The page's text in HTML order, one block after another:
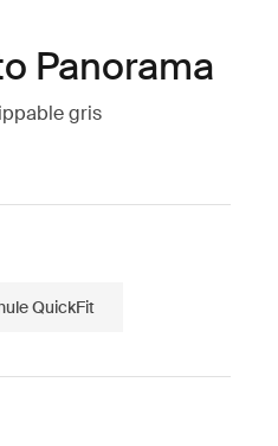
Panorama
gris
QuickFit